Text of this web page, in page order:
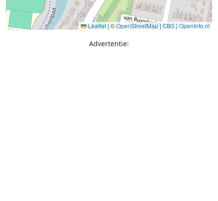
Leaflet | ©OpenStreetMap|CBS | OpenInfo.nl
Advertentie: